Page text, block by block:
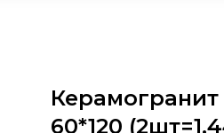
60*120